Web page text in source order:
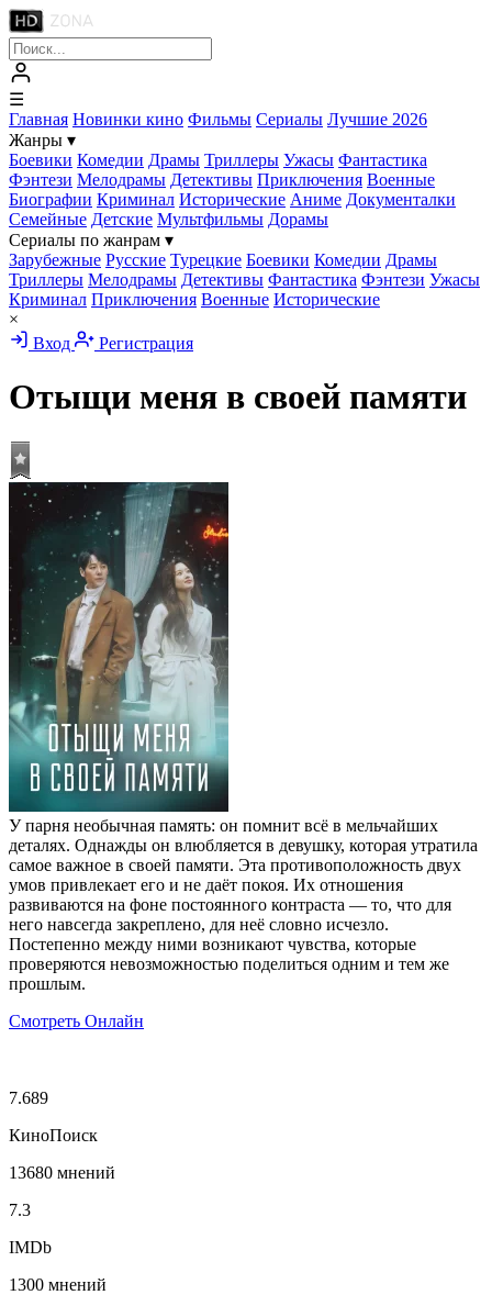
☰
Главная Новинки кино Фильмы Сериалы Лучшие 2026
Жанры ▾
Боевики Комедии Драмы Триллеры Ужасы Фантастика
Фэнтези Мелодрамы Детективы Приключения Военные
Биографии Криминал Исторические Аниме Документалки
Семейные Детские Мультфильмы Дорамы
Сериалы по жанрам ▾
Зарубежные Русские Турецкие Боевики Комедии Драмы
Триллеры Мелодрамы Детективы Фантастика Фэнтези Ужасы
Криминал Приключения Военные Исторические
×
Вход
Регистрация
Отыщи меня в своей памяти
У парня необычная память: он помнит всё в мельчайших
деталях. Однажды он влюбляется в девушку, которая утратила
самое важное в своей памяти. Эта противоположность двух
умов привлекает его и не даёт покоя. Их отношения
развиваются на фоне постоянного контраста — то, что для
него навсегда закреплено, для неё словно исчезло.
Постепенно между ними возникают чувства, которые
проверяются невозможностью поделиться одним и тем же
прошлым.
Смотреть Онлайн
7.689
КиноПоиск
13680 мнений
7.3
IMDb
1300 мнений